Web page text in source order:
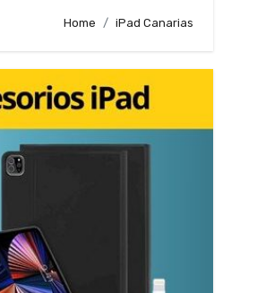
Home iPad Canarias